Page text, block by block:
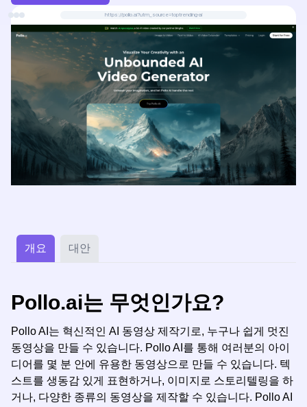
https://pollo.ai?utm_source=toptrending-ai
개요 대안
Pollo.ai는 무엇인가요?
Pollo AI는 혁신적인 AI 동영상 제작기로, 누구나 쉽게 멋진
동영상을 만들 수 있습니다. Pollo AI를 통해 여러분의 아이
디어를 몇 분 안에 유용한 동영상으로 만들 수 있습니다. 텍
스트를 생동감 있게 표현하거나, 이미지로 스토리텔링을 하
거나, 다양한 종류의 동영상을 제작할 수 있습니다. Pollo AI